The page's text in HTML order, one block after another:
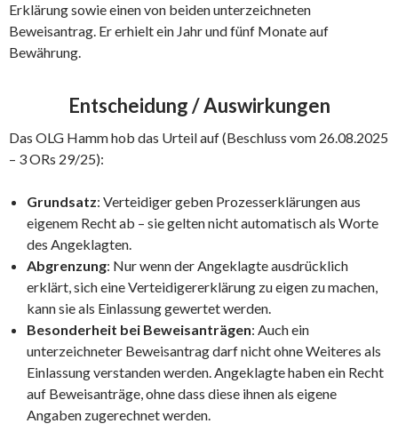
Erklärung sowie einen von beiden unterzeichneten
Beweisantrag. Er erhielt ein Jahr und fünf Monate auf
Bewährung.
Entscheidung / Auswirkungen
Das OLG Hamm hob das Urteil auf (Beschluss vom 26.08.2025
– 3 ORs 29/25):
Grundsatz: Verteidiger geben Prozess­erklärungen aus
eigenem Recht ab – sie gelten nicht automatisch als Worte
des Angeklagten.
Abgrenzung: Nur wenn der Angeklagte ausdrücklich
erklärt, sich eine Verteidigererklärung zu eigen zu machen,
kann sie als Einlassung gewertet werden.
Besonderheit bei Beweisanträgen: Auch ein
unterzeichneter Beweisantrag darf nicht ohne Weiteres als
Einlassung verstanden werden. Angeklagte haben ein Recht
auf Beweisanträge, ohne dass diese ihnen als eigene
Angaben zugerechnet werden.